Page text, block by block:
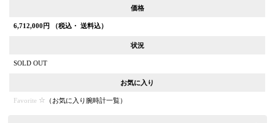
価格
6,712,000 円 （税込・ 送料込）
状況
SOLD OUT
お気に入り
Favorite （お気に入り腕時計一覧）